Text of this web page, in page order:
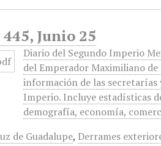
Junio 25
Diario del Segundo Imperio
del Emperador Maximiliano
información de las
Imperio. Incluye estadísticas
demografía, economía,
de Guadalupe, Derrames